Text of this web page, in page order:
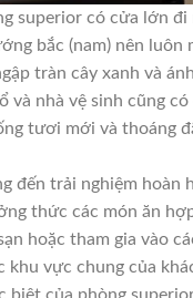
superior có cửa lớn đi
bắc (nam) nên luôn
tràn cây xanh và
và nhà vệ sinh cũng
tươi mới và thoáng
đến trải nghiệm hoàn
thức các món ăn
hoặc tham gia vào
khu vực chung của